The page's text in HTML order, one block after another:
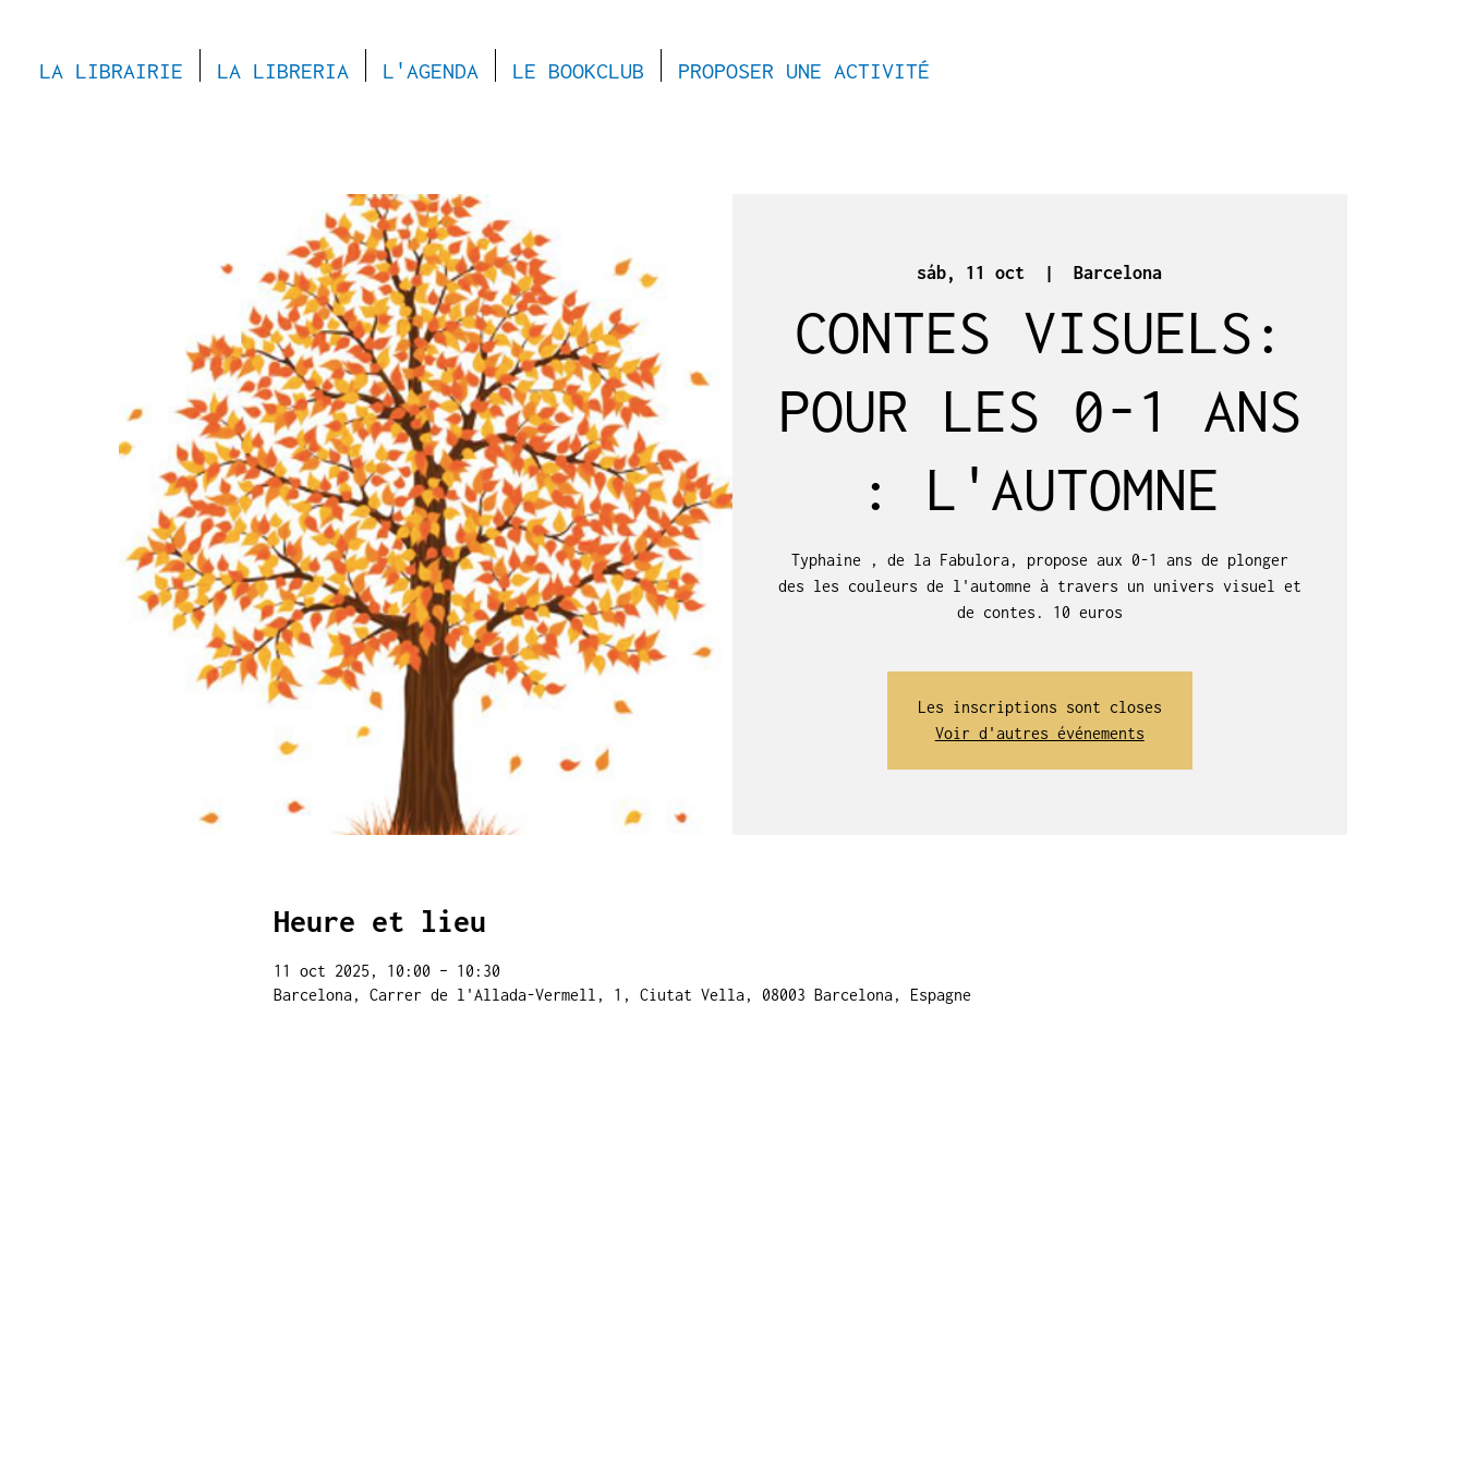
LA LIBRAIRIE LA LIBRERIA L'AGENDA LE BOOKCLUB PROPOSER UNE ACTIVITÉ
sáb, 11 oct
  |
Barcelona
CONTES VISUELS:
POUR LES 0-1 ANS
: L'AUTOMNE
Typhaine , de la Fabulora, propose aux 0-1 ans de plonger
des les couleurs de l'automne à travers un univers visuel et
de contes. 10 euros
Les inscriptions sont closes
Voir d'autres événements
Heure et lieu
11 oct 2025, 10:00 – 10:30
Barcelona, Carrer de l'Allada-Vermell, 1, Ciutat Vella, 08003 Barcelona, Espagne